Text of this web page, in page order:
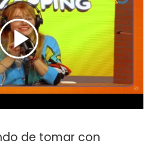
de tomar con